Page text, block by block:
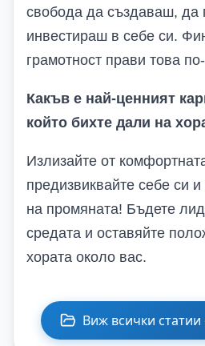
свобода да създаваш, да
инвестираш в себе си.
грамотност прави това
Какъв е най-ценният
който бихте дали на
Излизайте от
предизвиквайте себе си
на промяната! Бъдете
средата и оставяйте
хората около вас.
Виж всички статии